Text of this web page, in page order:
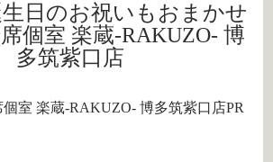
日のお祝いもおまかせ
個室 楽蔵‐RAKUZO‐ 博
多筑紫口店
室 楽蔵‐RAKUZO‐ 博多筑紫口店PR